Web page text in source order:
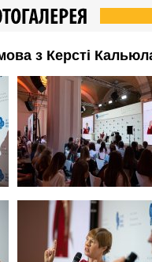
з Керсті